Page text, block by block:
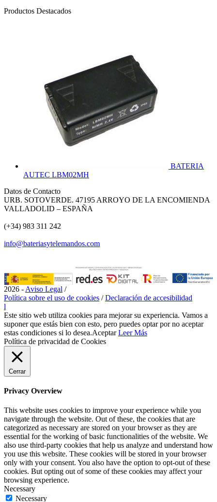
Productos Destacados
BATERIA
AUTEC LBM02MH
Datos de Contacto
URB. SOTOVERDE. 47195 ARROYO DE LA ENCOMIENDA
VALLADOLID – ESPAÑA
(+34) 983 311 242
info@bateriasytelemandos.com
2026 - Aviso Legal /
Política sobre el uso de cookies /Declaración de accesibilidad
l
Este sitio web utiliza cookies para mejorar su experiencia. Vamos a
suponer que estás bien con esto, pero puedes optar por no aceptar
estas condiciones si lo desea.Aceptar Leer Más
Política de privacidad de Cookies
Cerrar
Privacy Overview
This website uses cookies to improve your experience while you
navigate through the website. Out of these, the cookies that are
categorized as necessary are stored on your browser as they are
essential for the working of basic functionalities of the website. We
also use third-party cookies that help us analyze and understand how
you use this website. These cookies will be stored in your browser
only with your consent. You also have the option to opt-out of these
cookies. But opting out of some of these cookies may affect your
browsing experience.
Necessary
Necessary